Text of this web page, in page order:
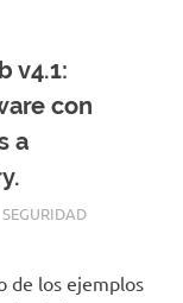
v4.1:
con
a
SEGURIDAD
de los ejemplos